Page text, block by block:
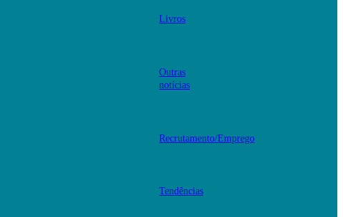
Livros
Outras
notícias
Recrutamento/Emprego
Tendências